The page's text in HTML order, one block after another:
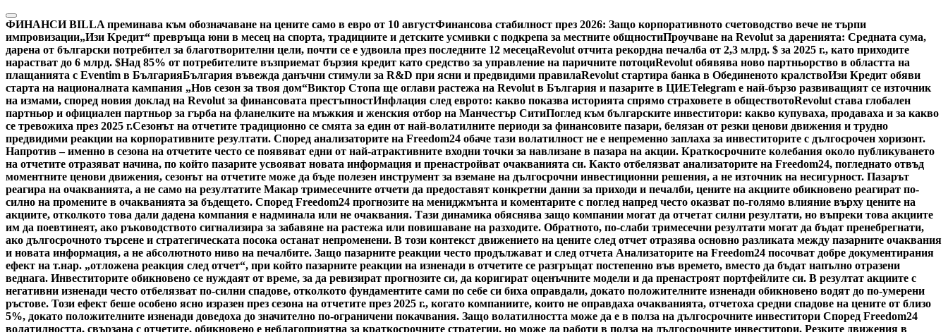
Skip
to
content
ФИНАНСИ BILLA преминава към обозначаване на цените само в евро от 10 августФинансова стабилност през 2026: Защо корпоративното счетоводство вече не търпи
импровизации„Изи Кредит“ превръща юни в месец на спорта, традициите и детските усмивки с подкрепа за местните общностиПроучване на Revolut за даренията: Средната сума,
дарена от български потребител за благотворителни цели, почти се е удвоила през последните 12 месецаRevolut отчита рекордна печалба от 2,3 млрд. $ за 2025 г., като приходите
нарастват до 6 млрд. $Над 85% от потребителите възприемат бързия кредит като средство за управление на паричните потоциRevolut обявява ново партньорство в областта на
плащанията с Eventim в БългарияБългария въвежда данъчни стимули за R&D при ясни и предвидими правилаRevolut стартира банка в Обединеното кралствоИзи Кредит обяви
старта на националната кампания „Нов сезон за твоя дом“Виктор Стопа ще оглави растежа на Revolut в България и пазарите в ЦИЕTelegram е най-бързо развиващият се източник
на измами, според новия доклад на Revolut за финансовата престъпностИнфлация след еврото: какво показва историята спрямо страховете в обществотоRevolut става глобален
партньор и официален партньор за гърба на фланелките на мъжкия и женския отбор на Манчестър СитиПоглед към българските инвеститори: какво купуваха, продаваха и за какво
се тревожиха през 2025 г.Сезонът на отчетите традиционно се смята за един от най-волатилните периоди за финансовите пазари, белязан от резки ценови движения и трудно
предвидими реакции на корпоративните резултати. Според анализаторите на Freedom24 обаче тази волатилност не е непременно заплаха за инвеститорите с дългосрочен хоризонт.
Напротив – именно в сезона на отчетите често се появяват едни от най-атрактивните входни точки за навлизане в пазара на акции. Краткосрочните колебания около публикуването
на отчетите отразяват начина, по който пазарите усвояват новата информация и пренастройват очакванията си. Както отбелязват анализаторите на Freedom24, погледнато отвъд
моментните ценови движения, сезонът на отчетите може да бъде полезен инструмент за вземане на дългосрочни инвестиционни решения, а не източник на несигурност. Пазарът
реагира на очакванията, а не само на резултатите Макар тримесечните отчети да предоставят конкретни данни за приходи и печалби, цените на акциите обикновено реагират по-
силно на промените в очакванията за бъдещето. Според Freedom24 прогнозите на мениджмънта и коментарите с поглед напред често оказват по-голямо влияние върху цените на
акциите, отколкото това дали дадена компания е надминала или не очаквания. Тази динамика обяснява защо компании могат да отчетат силни резултати, но въпреки това акциите
им да поевтинеят, ако ръководството сигнализира за забавяне на растежа или повишаване на разходите. Обратното, по-слаби тримесечни резултати могат да бъдат пренебрегнати,
ако дългосрочното търсене и стратегическата посока останат непроменени. В този контекст движението на цените след отчет отразява основно разликата между пазарните очаквания
и новата информация, а не абсолютното ниво на печалбите. Защо пазарните реакции често продължават и след отчета Анализаторите на Freedom24 посочват добре документирания
ефект на т.нар. „отложена реакция след отчет“, при който пазарните реакции на изненади в отчетите се разгръщат постепенно във времето, вместо да бъдат напълно отразени
веднага. Инвеститорите обикновено се нуждаят от време, за да ревизират прогнозите си, да коригират оценъчните модели и да пренастроят портфейлите си. В резултат акциите с
негативни изненади често отбелязват по-силни спадове, отколкото фундаментите сами по себе си биха оправдали, докато положителните изненади обикновено водят до по-умерени
ръстове. Този ефект беше особено ясно изразен през сезона на отчетите през 2025 г., когато компаниите, които не оправдаха очакванията, отчетоха средни спадове на цените от близо
5%, докато положителните изненади доведоха до значително по-ограничени покачвания. Защо волатилността може да е в полза на дългосрочните инвеститори Според Freedom24
волатилността, свързана с отчетите, обикновено е неблагоприятна за краткосрочните стратегии, но може да работи в полза на дългосрочните инвеститори. Резките движения в